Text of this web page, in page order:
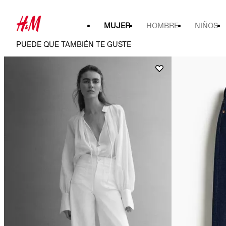
MUJER HOMBRE NIÑOS
PUEDE QUE TAMBIÉN TE GUSTE